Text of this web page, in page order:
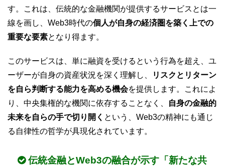
す。これは、伝統的な金融機関が提供するサービスとは一
線を画し、Web3時代の個人が自身の経済圏を築く上での
重要な要素となり得ます。
このサービスは、単に融資を受けるという行為を超え、ユ
ーザーが自身の資産状況を深く理解し、
リスクとリターン
を自ら判断する能力を高める機会を提供します。これによ
り、中央集権的な機関に依存することなく、
自身の金融的
未来を自らの手で切り開く という、Web3の精神にも通じ
る自律性の哲学が具現化されています。
伝統金融とWeb3の融合が示す「新たな共